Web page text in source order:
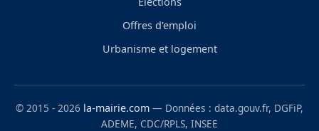
Offres d'emploi
Urbanisme et logement
© 2015 - 2026 la-mairie.com — Données : data.gouv.fr, DGFiP,
ADEME, CDC/RPLS, INSEE